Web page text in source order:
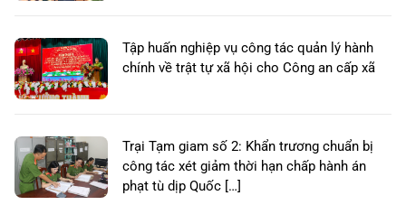
Tập huấn nghiệp vụ công tác quản lý hành
chính về trật tự xã hội cho Công an cấp xã
Trại Tạm giam số 2: Khẩn trương chuẩn bị
công tác xét giảm thời hạn chấp hành án
phạt tù dịp Quốc […]